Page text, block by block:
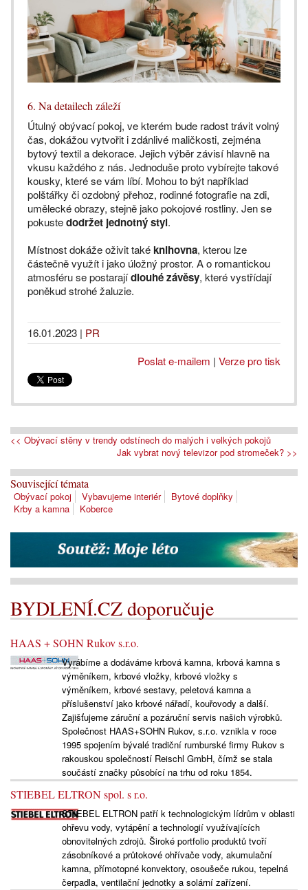
6. Na detailech záleží
Útulný obývací pokoj, ve kterém bude radost trávit volný
čas, dokážou vytvořit i zdánlivé maličkosti, zejména
bytový textil a dekorace. Jejich výběr závisí hlavně na
vkusu každého z nás. Jednoduše proto vybírejte takové
kousky, které se vám líbí. Mohou to být například
polštářky či ozdobný přehoz, rodinné fotografie na zdi,
umělecké obrazy, stejně jako pokojové rostliny. Jen se
pokustedodržet jednotný styl.
Místnost dokáže oživit takéknihovna, kterou lze
částečně využít i jako úložný prostor. A o romantickou
atmosféru se postarajídlouhé závěsy, které vystřídají
poněkud strohé žaluzie.
16.01.2023 | PR
Poslat e-mailem | Verze pro tisk
<< Obývací stěny v trendy odstínech do malých i velkých pokojů
Jak vybrat nový televizor pod stromeček? >>
Související témata
Obývací pokoj Vybavujeme interiér
Bytové doplňky
Krby a kamna
Koberce
BYDLENÍ.CZ doporučuje
HAAS + SOHN Rukov s.r.o.
Vyrábíme a dodáváme krbová kamna, krbová kamna s
výměníkem, krbové vložky, krbové vložky s
výměníkem, krbové sestavy, peletová kamna a
příslušenství jako krbové nářadí, kouřovody a další.
Zajišťujeme záruční a pozáruční servis našich výrobků.
Společnost HAAS+SOHN Rukov, s.r.o. vznikla v roce
1995 spojením bývalé tradiční rumburské firmy Rukov s
rakouskou společností Reischl GmbH, čímž se stala
součástí značky působící na trhu od roku 1854.
STIEBEL ELTRON spol. s r.o.
STIEBEL ELTRON patří k technologickým lídrům v oblasti
ohřevu vody, vytápění a technologií využívajících
obnovitelných zdrojů. Široké portfolio produktů tvoří
zásobníkové a průtokové ohřívače vody, akumulační
kamna, přímotopné konvektory, osoušeče rukou, tepelná
čerpadla, ventilační jednotky a solární zařízení.